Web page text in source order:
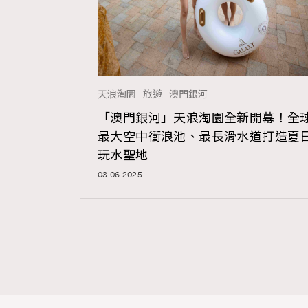
天浪淘園 旅遊 澳門銀河
「澳門銀河」天浪淘園全新開幕！全
最大空中衝浪池、最長滑水道打造夏
玩水聖地
03.06.2025